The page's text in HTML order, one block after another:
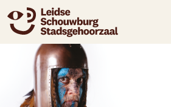
naar agenda